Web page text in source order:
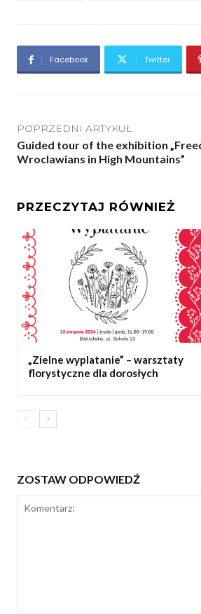
Facebook Twitter
POPRZEDNI ARTYKUŁ
Guided tour of the exhibition
Wroclawians in High Mountains”
PRZECZYTAJ RÓWNIEŻ
„Zielne wyplatanie” – warsztaty
florystyczne dla dorosłych
ZOSTAW ODPOWIEDŹ